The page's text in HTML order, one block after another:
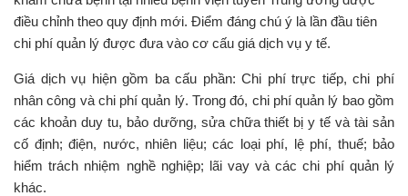
điều chỉnh theo quy định mới. Điểm đáng chú ý là lần đầu tiên
chi phí quản lý được đưa vào cơ cấu giá dịch vụ y tế.
Giá dịch vụ hiện gồm ba cấu phần: Chi phí trực tiếp, chi phí
nhân công và chi phí quản lý. Trong đó, chi phí quản lý bao gồm
các khoản duy tu, bảo dưỡng, sửa chữa thiết bị y tế và tài sản
cố định; điện, nước, nhiên liệu; các loại phí, lệ phí, thuế; bảo
hiểm trách nhiệm nghề nghiệp; lãi vay và các chi phí quản lý
khác.